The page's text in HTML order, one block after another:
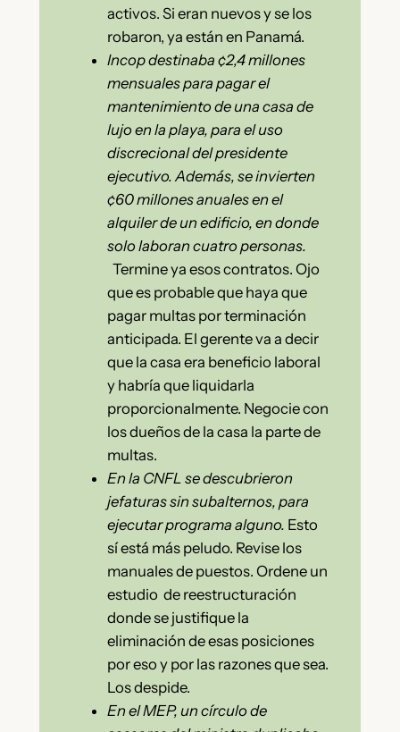
activos. Si eran nuevos y se los
robaron, ya están en Panamá.
Incop destinaba ¢2,4 millones
mensuales para pagar el
mantenimiento de una casa de
lujo en la playa, para el uso
discrecional del presidente
ejecutivo. Además, se invierten
¢60 millones anuales en el
alquiler de un edificio, en donde
solo laboran cuatro personas.
Termine ya esos contratos. Ojo
que es probable que haya que
pagar multas por terminación
anticipada. El gerente va a decir
que la casa era beneficio laboral
y habría que liquidarla
proporcionalmente. Negocie con
los dueños de la casa la parte de
multas.
En la CNFL se descubrieron
jefaturas sin subalternos, para
ejecutar programa alguno. Esto
sí está más peludo. Revise los
manuales de puestos. Ordene un
estudio de reestructuración
donde se justifique la
eliminación de esas posiciones
por eso y por las razones que sea.
Los despide.
En el MEP, un círculo de